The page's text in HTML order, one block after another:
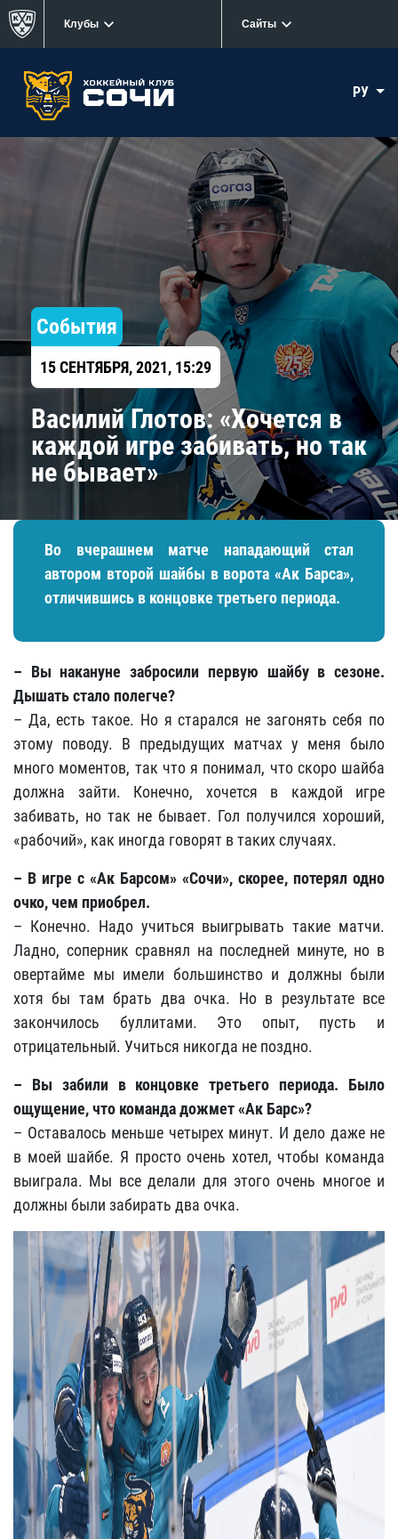
Клубы Сайты
РУ
События
15 СЕНТЯБРЯ, 2021, 15:29
Василий Глотов: «Хочется в
каждой игре забивать, но так
не бывает»
Во вчерашнем матче нападающий стал
автором второй шайбы в ворота «Ак Барса»,
отличившись в концовке третьего периода.
– Вы накануне забросили первую шайбу в сезоне.
Дышать стало полегче?
– Да, есть такое. Но я старался не загонять себя по
этому поводу. В предыдущих матчах у меня было
много моментов, так что я понимал, что скоро шайба
должна зайти. Конечно, хочется в каждой игре
забивать, но так не бывает. Гол получился хороший,
«рабочий», как иногда говорят в таких случаях.
– В игре с «Ак Барсом» «Сочи», скорее, потерял одно
очко, чем приобрел.
– Конечно. Надо учиться выигрывать такие матчи.
Ладно, соперник сравнял на последней минуте, но в
овертайме мы имели большинство и должны были
хотя бы там брать два очка. Но в результате все
закончилось буллитами. Это опыт, пусть и
отрицательный. Учиться никогда не поздно.
– Вы забили в концовке третьего периода. Было
ощущение, что команда дожмет «Ак Барс»?
– Оставалось меньше четырех минут. И дело даже не
в моей шайбе. Я просто очень хотел, чтобы команда
выиграла. Мы все делали для этого очень многое и
должны были забирать два очка.